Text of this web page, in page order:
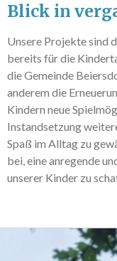
Blick in
Unsere Projekte sind
bereits für die
die Gemeinde
anderem die
Kindern neue
Instandsetzung
Spaß im Alltag zu
bei, eine anregende
unserer Kinder zu